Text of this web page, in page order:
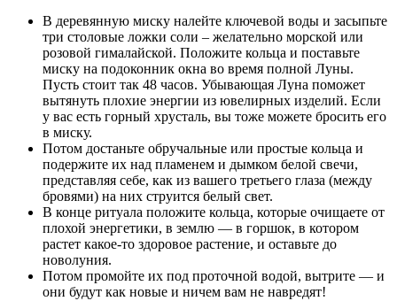
В деревянную миску налейте ключевой воды и засыпьте
три столовые ложки соли – желательно морской или
розовой гималайской. Положите кольца и поставьте
миску на подоконник окна во время полной Луны.
Пусть стоит так 48 часов. Убывающая Луна поможет
вытянуть плохие энергии из ювелирных изделий. Если
у вас есть горный хрусталь, вы тоже можете бросить его
в миску.
Потом достаньте обручальные или простые кольца и
подержите их над пламенем и дымком белой свечи,
представляя себе, как из вашего третьего глаза (между
бровями) на них струится белый свет.
В конце ритуала положите кольца, которые очищаете от
плохой энергетики, в землю — в горшок, в котором
растет какое-то здоровое растение, и оставьте до
новолуния.
Потом промойте их под проточной водой, вытрите — и
они будут как новые и ничем вам не навредят!